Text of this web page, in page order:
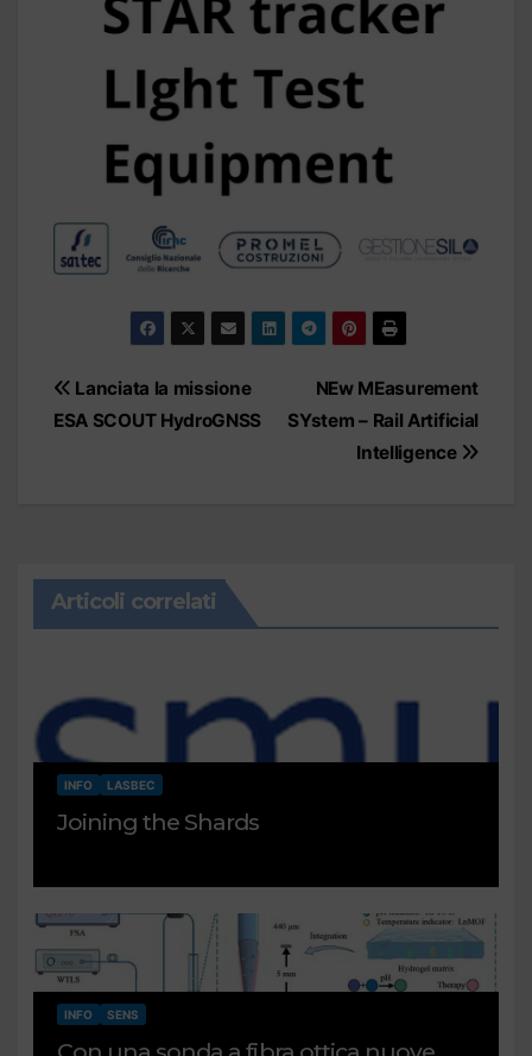
Navigazione
articoli
NEw MEasurement
SYstem – Rail Artificial
Intelligence
Lanciata la missione
ESA SCOUT HydroGNSS
Articoli correlati
INFO LASBEC
Joining the Shards
INFO SENS